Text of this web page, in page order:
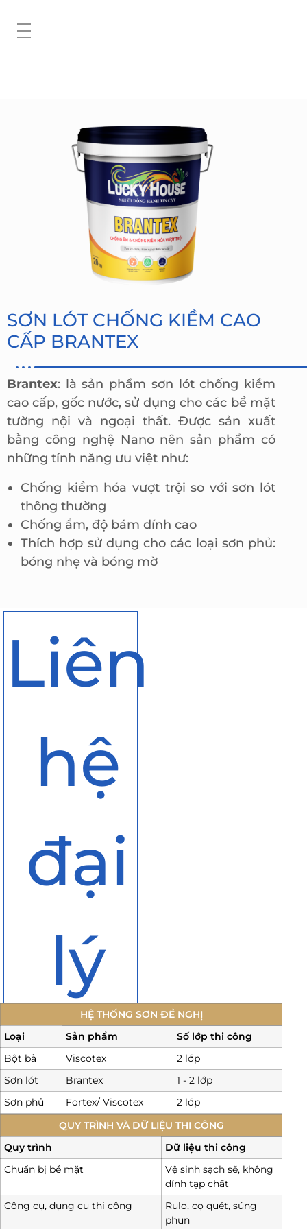
SƠN LÓT CHỐNG KIỀM CAO
CẤP BRANTEX
Brantex: là sản phẩm sơn lót chống kiềm
cao cấp, gốc nước, sử dụng cho các bề mặt
tường nội và ngoại thất. Được sản xuất
bằng công nghệ Nano nên sản phẩm có
những tính năng ưu việt như:
Chống kiềm hóa vượt trội so với sơn lót
thông thường
Chống ẩm, độ bám dính cao
Thích hợp sử dụng cho các loại sơn phủ:
bóng nhẹ và bóng mờ
Liên
hệ
đại
lý
HỆ THỐNG SƠN ĐỀ NGHỊ
Loại
Sản phẩm
Số lớp thi công
Bột bả
Viscotex
2 lớp
Sơn lót
Brantex
1 - 2 lớp
Sơn phủ
Fortex/ Viscotex
2 lớp
QUY TRÌNH VÀ DỮ LIỆU THI CÔNG
Quy trình
Dữ liệu thi công
Chuẩn bị bề mặt
Vệ sinh sạch sẽ, không
dính tạp chất
Công cụ, dụng cụ thi công
Rulo, cọ quét, súng
phun